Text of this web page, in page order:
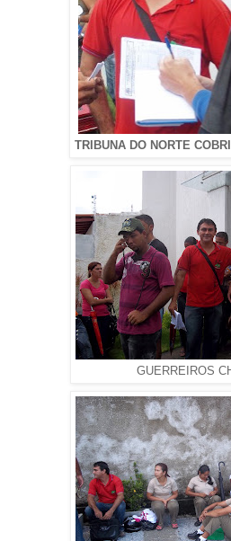
TRIBUNA DO NORTE
GUERREIROS